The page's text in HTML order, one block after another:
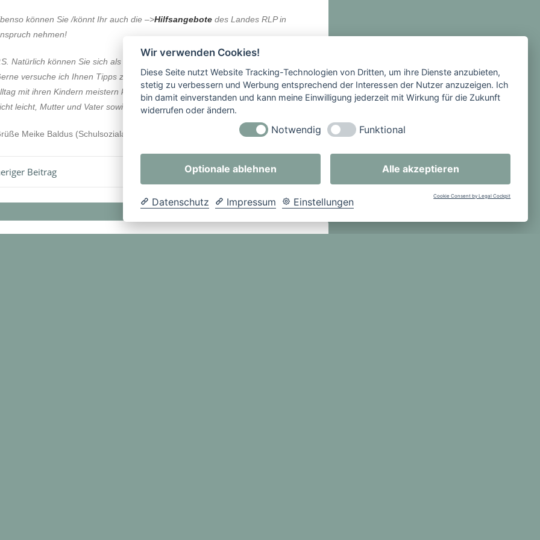
können Sie /könnt Ihr auch die –>Hilfsangebote des Landes RLP in
nehmen!
Natürlich können Sie sich als Mutter oder Vater auch an mich wenden.
versuche ich Ihnen Tipps zu geben, wie Sie den ungewöhnlichen
mit ihren Kindern meistern können, denn Sie haben es momentan
leicht, Mutter und Vater sowie Lehrerin oder Lehrer zugleich zu sein.
Meike Baldus (Schulsozialarbeiterin)
Beitrag Nächster Beitrag
Wir verwenden Cookies!
Diese Seite nutzt Website Tracking-Technologien von Dritten, um ihre Dienste anzubieten,
stetig zu verbessern und Werbung entsprechend der Interessen der Nutzer anzuzeigen. Ich
bin damit einverstanden und kann meine Einwilligung jederzeit mit Wirkung für die Zukunft
widerrufen oder ändern.
Notwendig Funktional
Optionale ablehnen Alle akzeptieren
Datenschutz Impressum Einstellungen Cookie Consent by Legal Cockpit